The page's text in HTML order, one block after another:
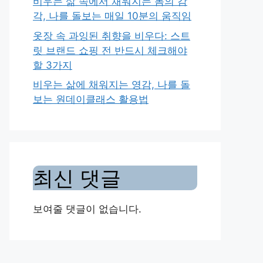
각, 나를 돌보는 매일 10분의 움직임
옷장 속 과잉된 취향을 비우다: 스트
릿 브랜드 쇼핑 전 반드시 체크해야
할 3가지
비우는 삶에 채워지는 영감, 나를 돌
보는 원데이클래스 활용법
최신 댓글
보여줄 댓글이 없습니다.